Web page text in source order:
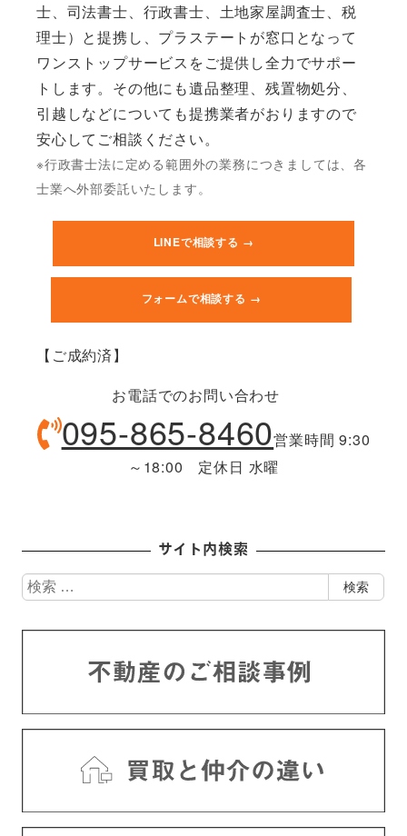
士、司法書士、行政書士、土地家屋調査士、税
理士）と提携し、プラステートが窓口となって
ワンストップサービスをご提供し全力でサポー
トします。その他にも遺品整理、残置物処分、
引越しなどについても提携業者がおりますので
安心してご相談ください。
※行政書士法に定める範囲外の業務につきましては、各
士業へ外部委託いたします。
LINEで相談する →
フォームで相談する →
【ご成約済】
お電話でのお問い合わせ
095-865-8460営業時間 9:30
～18:00 定休日 水曜
サイト内検索
検
索
検索